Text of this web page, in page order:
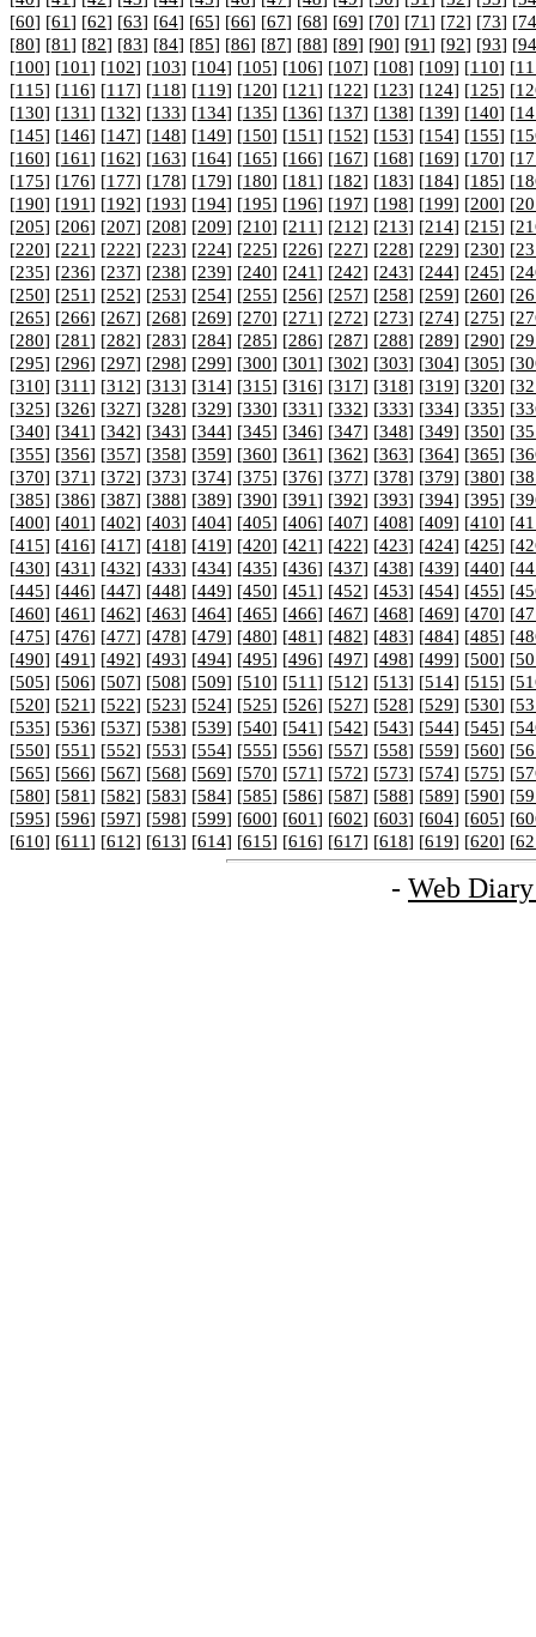
[60] [61] [62] [63] [64] [65] [66] [67] [68] [69] [70] [71] [72] [73] [74
[80] [81] [82] [83] [84] [85] [86] [87] [88] [89] [90] [91] [92] [93] [94
[100] [101] [102] [103] [104] [105] [106] [107] [108] [109] [110] [
[115] [116] [117] [118] [119] [120] [121] [122] [123] [124] [125] [
[130] [131] [132] [133] [134] [135] [136] [137] [138] [139] [140] [
[145] [146] [147] [148] [149] [150] [151] [152] [153] [154] [155] [
[160] [161] [162] [163] [164] [165] [166] [167] [168] [169] [170] [
[175] [176] [177] [178] [179] [180] [181] [182] [183] [184] [185] [
[190] [191] [192] [193] [194] [195] [196] [197] [198] [199] [200] [
[205] [206] [207] [208] [209] [210] [211] [212] [213] [214] [215] [
[220] [221] [222] [223] [224] [225] [226] [227] [228] [229] [230] [
[235] [236] [237] [238] [239] [240] [241] [242] [243] [244] [245] [
[250] [251] [252] [253] [254] [255] [256] [257] [258] [259] [260] [
[265] [266] [267] [268] [269] [270] [271] [272] [273] [274] [275] [
[280] [281] [282] [283] [284] [285] [286] [287] [288] [289] [290] [
[295] [296] [297] [298] [299] [300] [301] [302] [303] [304] [305] [
[310] [311] [312] [313] [314] [315] [316] [317] [318] [319] [320] [
[325] [326] [327] [328] [329] [330] [331] [332] [333] [334] [335] [
[340] [341] [342] [343] [344] [345] [346] [347] [348] [349] [350] [
[355] [356] [357] [358] [359] [360] [361] [362] [363] [364] [365] [
[370] [371] [372] [373] [374] [375] [376] [377] [378] [379] [380] [
[385] [386] [387] [388] [389] [390] [391] [392] [393] [394] [395] [
[400] [401] [402] [403] [404] [405] [406] [407] [408] [409] [410] [
[415] [416] [417] [418] [419] [420] [421] [422] [423] [424] [425] [
[430] [431] [432] [433] [434] [435] [436] [437] [438] [439] [440] [
[445] [446] [447] [448] [449] [450] [451] [452] [453] [454] [455] [
[460] [461] [462] [463] [464] [465] [466] [467] [468] [469] [470] [
[475] [476] [477] [478] [479] [480] [481] [482] [483] [484] [485] [
[490] [491] [492] [493] [494] [495] [496] [497] [498] [499] [500] [
[505] [506] [507] [508] [509] [510] [511] [512] [513] [514] [515] [
[520] [521] [522] [523] [524] [525] [526] [527] [528] [529] [530] [
[535] [536] [537] [538] [539] [540] [541] [542] [543] [544] [545] [
[550] [551] [552] [553] [554] [555] [556] [557] [558] [559] [560] [
[565] [566] [567] [568] [569] [570] [571] [572] [573] [574] [575] [
[580] [581] [582] [583] [584] [585] [586] [587] [588] [589] [590] [
[595] [596] [597] [598] [599] [600] [601] [602] [603] [604] [605] [
[610] [611] [612] [613] [614] [615] [616] [617] [618] [619] [620] [
- Web